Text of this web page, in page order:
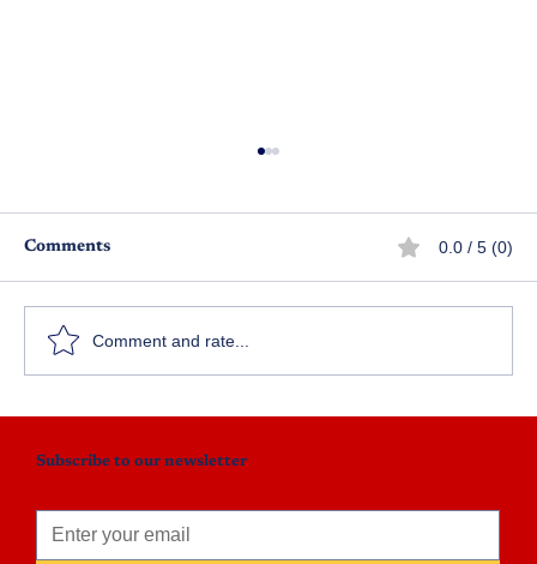
పాపం పసివాడు!
Comments 0.0 / 5 (0)
Comment and rate...
Subscribe to our newsletter